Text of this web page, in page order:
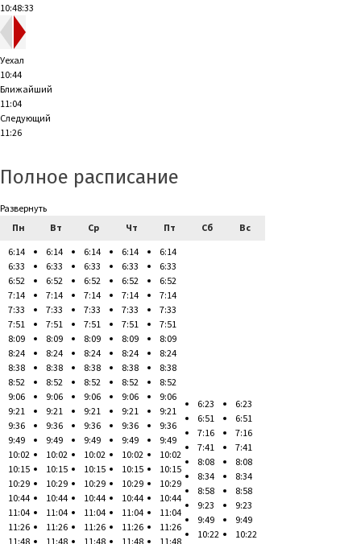
10:48:33
Уехал
10:44
Ближайший
11:04
Следующий
11:26
Полное расписание
Развернуть
Пн
Вт Ср Чт Пт Сб
Вс
6:14
6:33
6:52
7:14
7:33
7:51
8:09
8:24
8:38
8:52
9:06
9:21
9:36
9:49
10:02
10:15
10:29
10:44
11:04
11:26
11:48
6:14
6:33
6:52
7:14
7:33
7:51
8:09
8:24
8:38
8:52
9:06
9:21
9:36
9:49
10:02
10:15
10:29
10:44
11:04
11:26
11:48
6:14
6:33
6:52
7:14
7:33
7:51
8:09
8:24
8:38
8:52
9:06
9:21
9:36
9:49
10:02
10:15
10:29
10:44
11:04
11:26
11:48
6:14
6:33
6:52
7:14
7:33
7:51
8:09
8:24
8:38
8:52
9:06
9:21
9:36
9:49
10:02
10:15
10:29
10:44
11:04
11:26
11:48
6:14
6:33
6:52
7:14
7:33
7:51
8:09
8:24
8:38
8:52
9:06
9:21
9:36
9:49
10:02
10:15
10:29
10:44
11:04
11:26
11:48
6:23
6:51
7:16
7:41
8:08
8:34
8:58
9:23
9:49
10:22
6:23
6:51
7:16
7:41
8:08
8:34
8:58
9:23
9:49
10:22